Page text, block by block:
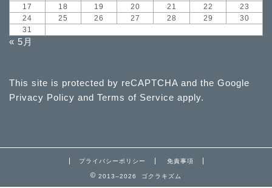
17
18 19 20 21 22
23
24
25 26 27 28 29
30
31
« 5月
This site is protected by reCAPTCHA and the Google
Privacy Policy and Terms of Service apply.
プライバシーポリシー 免責事項
2013–2026 ゴクラキズム